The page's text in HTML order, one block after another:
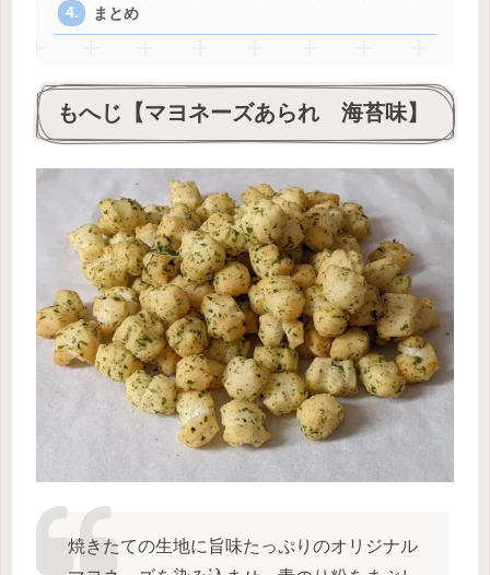
まとめ
もへじ【マヨネーズあられ 海苔味】
焼きたての生地に旨味たっぷりのオリジナル